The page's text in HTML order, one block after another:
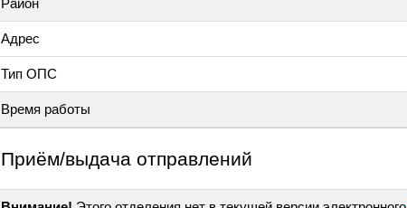
Район
Адрес
Тип ОПС
Время работы
Приём/выдача отправлений